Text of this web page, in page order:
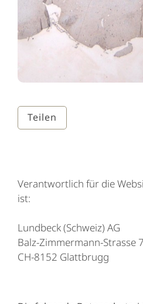
Teilen
Verantwortlich für die
ist:
Lundbeck (Schweiz) AG
Balz-Zimmermann-Strasse 7
CH-8152 Glattbrugg